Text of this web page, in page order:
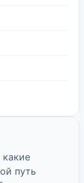
какие
путь